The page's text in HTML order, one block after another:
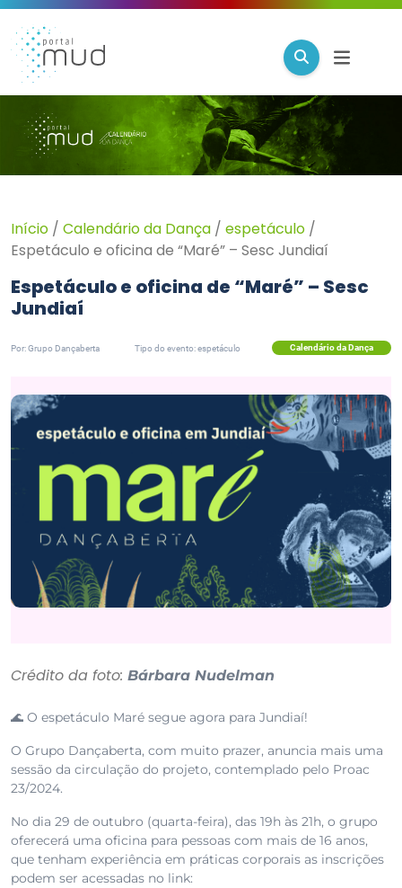
Início / Calendário da Dança / espetáculo /
Espetáculo e oficina de “Maré” – Sesc Jundiaí
Espetáculo e oficina de “Maré” – Sesc
Jundiaí
Por: Grupo Dançaberta Tipo do evento: espetáculo Calendário da Dança
Crédito da foto: Bárbara Nudelman
🌊 O espetáculo Maré segue agora para Jundiaí!
O Grupo Dançaberta, com muito prazer, anuncia mais uma
sessão da circulação do projeto, contemplado pelo Proac
23/2024.
No dia 29 de outubro (quarta-feira), das 19h às 21h, o grupo
oferecerá uma oficina para pessoas com mais de 16 anos,
que tenham experiência em práticas corporais as inscrições
podem ser acessadas no link: